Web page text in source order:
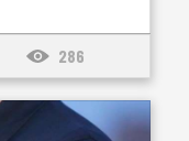
286